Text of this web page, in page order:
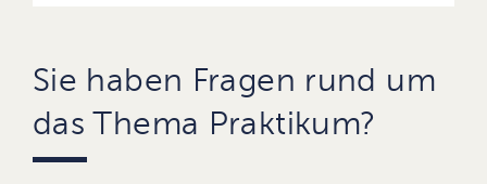
Sie haben Fragen rund um
das Thema Praktikum?